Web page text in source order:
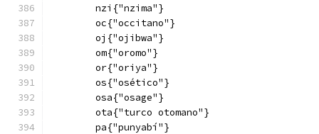
        nzi{"nzima"}
        oc{"occitano"}
        oj{"ojibwa"}
        om{"oromo"}
        or{"oriya"}
        os{"osético"}
        osa{"osage"}
        ota{"turco otomano"}
        pa{"punyabí"}